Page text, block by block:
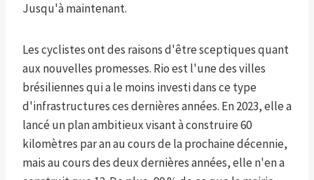
Jusqu'à maintenant.
Les cyclistes ont des raisons d'être sceptiques quant
aux nouvelles promesses. Rio est l'une des villes
brésiliennes qui a le moins investi dans ce type
d'infrastructures ces dernières années. En 2023, elle a
lancé un plan ambitieux visant à construire 60
kilomètres par an au cours de la prochaine décennie,
mais au cours des deux dernières années, elle n'en a